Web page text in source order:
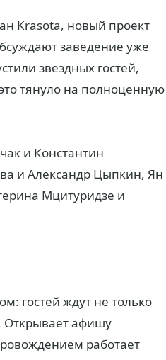
Krasota, новый проект
заведение уже
звездных гостей,
тянуло на полноценную
и Константин
и Александр Цыпкин, Ян
Мцитуридзе и
гостей ждут не только
афишу
работает